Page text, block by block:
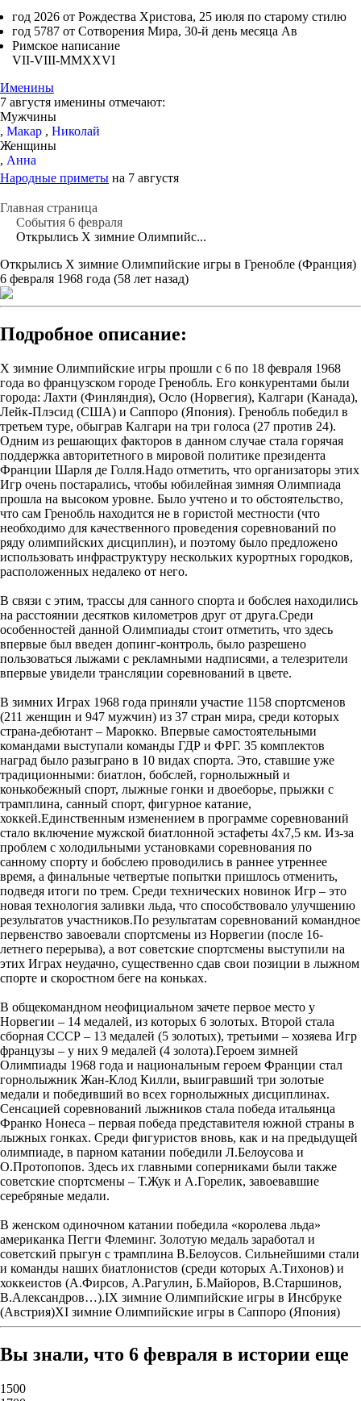
год 2026 от Рождества Христова, 25 июля по старому стилю
год 5787 от Сотворения Мира, 30-й день месяца Ав
Римское написание
VII-VIII-MMXXVI
Именины
7 августя именины отмечают:
Мужчины
, Макар , Николай
Женщины
, Анна
Народные приметы на 7 августя
Главная страница
События 6 февраля
Открылись X зимние Олимпийс...
Открылись X зимние Олимпийские игры в Гренобле (Франция)
6 февраля 1968 года (58 лет назад)
Подробное описание:
Х зимние Олимпийские игры прошли с 6 по 18 февраля 1968
года во французском городе Гренобль. Его конкурентами были
города: Лахти (Финляндия), Осло (Норвегия), Калгари (Канада),
Лейк-Плэсид (США) и Саппоро (Япония). Гренобль победил в
третьем туре, обыграв Калгари на три голоса (27 против 24).
Одним из решающих факторов в данном случае стала горячая
поддержка авторитетного в мировой политике президента
Франции Шарля де Голля.Надо отметить, что организаторы этих
Игр очень постарались, чтобы юбилейная зимняя Олимпиада
прошла на высоком уровне. Было учтено и то обстоятельство,
что сам Гренобль находится не в гористой местности (что
необходимо для качественного проведения соревнований по
ряду олимпийских дисциплин), и поэтому было предложено
использовать инфраструктуру нескольких курортных городков,
расположенных недалеко от него.
В связи с этим, трассы для санного спорта и бобслея находились
на расстоянии десятков километров друг от друга.Среди
особенностей данной Олимпиады стоит отметить, что здесь
впервые был введен допинг-контроль, было разрешено
пользоваться лыжами с рекламными надписями, а телезрители
впервые увидели трансляции соревнований в цвете.
В зимних Играх 1968 года приняли участие 1158 спортсменов
(211 женщин и 947 мужчин) из 37 стран мира, среди которых
страна-дебютант – Марокко. Впервые самостоятельными
командами выступали команды ГДР и ФРГ. 35 комплектов
наград было разыграно в 10 видах спорта. Это, ставшие уже
традиционными: биатлон, бобслей, горнолыжный и
конькобежный спорт, лыжные гонки и двоеборье, прыжки с
трамплина, санный спорт, фигурное катание,
хоккей.Единственным изменением в программе соревнований
стало включение мужской биатлонной эстафеты 4х7,5 км. Из-за
проблем с холодильными установками соревнования по
санному спорту и бобслею проводились в раннее утреннее
время, а финальные четвертые попытки пришлось отменить,
подведя итоги по трем. Среди технических новинок Игр – это
новая технология заливки льда, что способствовало улучшению
результатов участников.По результатам соревнований командное
первенство завоевали спортсмены из Норвегии (после 16-
летнего перерыва), а вот советские спортсмены выступили на
этих Играх неудачно, существенно сдав свои позиции в лыжном
спорте и скоростном беге на коньках.
В общекомандном неофициальном зачете первое место у
Норвегии – 14 медалей, из которых 6 золотых. Второй стала
сборная СССР – 13 медалей (5 золотых), третьими – хозяева Игр
французы – у них 9 медалей (4 золота).Героем зимней
Олимпиады 1968 года и национальным героем Франции стал
горнолыжник Жан-Клод Килли, выигравший три золотые
медали и победивший во всех горнолыжных дисциплинах.
Сенсацией соревнований лыжников стала победа итальянца
Франко Нонеса – первая победа представителя южной страны в
лыжных гонках. Среди фигуристов вновь, как и на предыдущей
олимпиаде, в парном катании победили Л.Белоусова и
О.Протопопов. Здесь их главными соперниками были также
советские спортсмены – Т.Жук и А.Горелик, завоевавшие
серебряные медали.
В женском одиночном катании победила «королева льда»
американка Пегги Флеминг. Золотую медаль заработал и
советский прыгун с трамплина В.Белоусов. Сильнейшими стали
и команды наших биатлонистов (среди которых А.Тихонов) и
хоккеистов (А.Фирсов, А.Рагулин, Б.Майоров, В.Старшинов,
В.Александров…).IX зимние Олимпийские игры в Инсбруке
(Австрия)XI зимние Олимпийские игры в Саппоро (Япония)
Вы знали, что 6 февраля в истории еще
1500